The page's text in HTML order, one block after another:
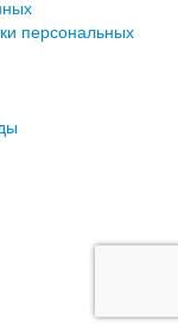
персональных